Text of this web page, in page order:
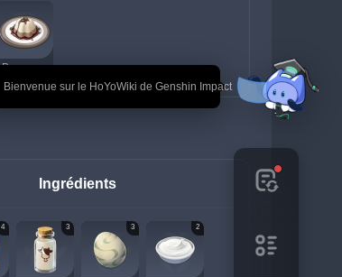
🎉 Bienvenue sur le HoYoWiki de Genshin Impact
Bavarois au café (suspect)
Ingrédients
4 3 3 2